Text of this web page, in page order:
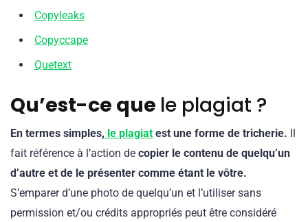
Copyleaks
Copyccape
Quetext
Qu’est-ce que le plagiat ?
En termes simples, le plagiat est une forme de tricherie. Il
fait référence à l’action de copier le contenu de quelqu’un
d’autre et de le présenter comme étant le vôtre.
S’emparer d’une photo de quelqu’un et l’utiliser sans
permission et/ou crédits appropriés peut être considéré